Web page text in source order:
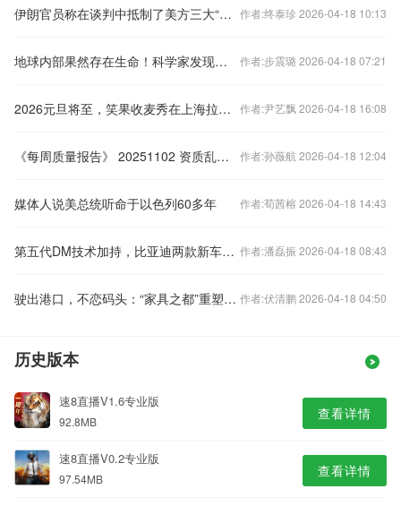
伊朗官员称在谈判中抵制了美方三大“无理要求” 作者:终泰珍 2026-04-18 10:13
地球内部果然存在生命！科学家发现地下生物圈，生物种类有数百万 作者:步震璐 2026-04-18 07:21
2026元旦将至，笑果收麦秀在上海拉开大幕 作者:尹艺飘 2026-04-18 16:08
《每周质量报告》 20251102 资质乱象背后的医美陷阱 作者:孙薇航 2026-04-18 12:04
媒体人说美总统听命于以色列60多年 作者:荀茜榕 2026-04-18 14:43
第五代DM技术加持，比亚迪两款新车率先进入油耗“2”时代 作者:潘磊振 2026-04-18 08:43
驶出港口，不恋码头：“家具之都”重塑全球供应链 作者:伏清鹏 2026-04-18 04:50
历史版本
速8直播V1.6专业版
92.8MB 查看详情
速8直播V0.2专业版
97.54MB 查看详情